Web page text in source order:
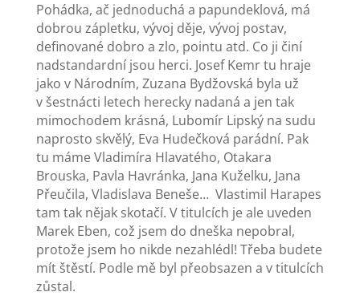
Pohádka, ač jednoduchá a papundeklová, má
dobrou zápletku, vývoj děje, vývoj postav,
definované dobro a zlo, pointu atd. Co ji činí
nadstandardní jsou herci. Josef Kemr tu hraje
jako v Národním, Zuzana Bydžovská byla už
v šestnácti letech herecky nadaná a jen tak
mimochodem krásná, Lubomír Lipský na sudu
naprosto skvělý, Eva Hudečková parádní. Pak
tu máme Vladimíra Hlavatého, Otakara
Brouska, Pavla Havránka, Jana Kuželku, Jana
Přeučila, Vladislava Beneše… Vlastimil Harapes
tam tak nějak skotačí. V titulcích je ale uveden
Marek Eben, což jsem do dneška nepobral,
protože jsem ho nikde nezahlédl! Třeba budete
mít štěstí. Podle mě byl přeobsazen a v titulcích
zůstal.